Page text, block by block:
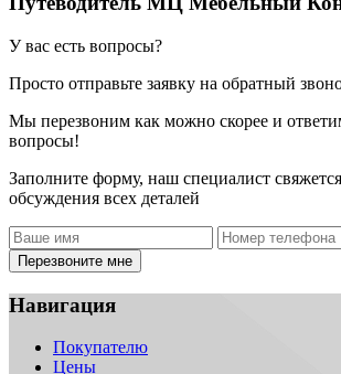
У вас есть вопросы?
Просто отправьте заявку на обратный
Мы перезвоним как можно скорее и
вопросы!
Заполните форму, наш специалист
обсуждения всех деталей
Перезвоните мне
Навигация
Покупателю
Цены